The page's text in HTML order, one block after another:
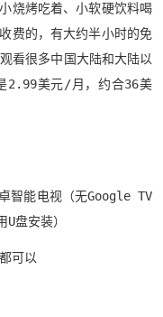
烧烤吃着、小软硬饮料喝
费的，有大约半小时的免
看很多中国大陆和大陆以
2.99美元/月，约合36美
智能电视（无Google TV
盘安装）
可以